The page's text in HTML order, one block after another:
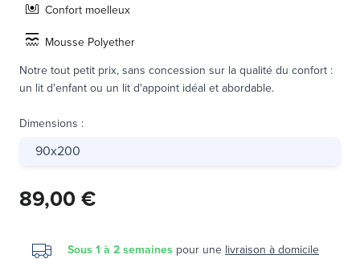
Confort moelleux
Mousse Polyether
Notre tout petit prix, sans concession sur la qualité du confort :
un lit d'enfant ou un lit d'appoint idéal et abordable.
Dimensions :
90x200
89,00 €
Sous 1 à 2 semaines pour une livraison à domicile